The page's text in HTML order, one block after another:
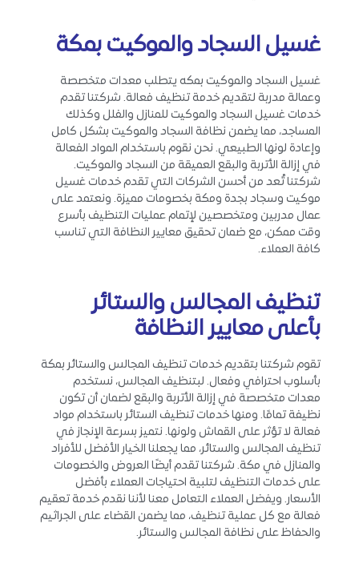
غسيل السجاد والموكيت بمكة
غسيل السجاد والموكيت بمكه يتطلب معدات متخصصة
وعمالة مدربة لتقديم خدمة تنظيف فعالة. شركتنا تقدم
خدمات غسيل السجاد والموكيت للمنازل والفلل وكذلك
المساجد، مما يضمن نظافة السجاد والموكيت بشكل كامل
وإعادة لونها الطبيعي. نحن نقوم باستخدام المواد الفعالة
في إزالة الأتربة والبقع العميقة من السجاد والموكيت.
شركتنا تُعد من أحسن الشركات التي تقدم خدمات غسيل
موكيت وسجاد بجدة ومكة بخصومات مميزة. ونعتمد على
عمال مدربين ومتخصصين لإتمام عمليات التنظيف بأسرع
وقت ممكن، مع ضمان تحقيق معايير النظافة التي تناسب
كافة العملاء.
تنظيف المجالس والستائر
بأعلى معايير النظافة
تقوم شركتنا بتقديم خدمات تنظيف المجالس والستائر بمكة
بأسلوب احترافي وفعال. لبتنظيف المجالس، نستخدم
معدات متخصصة في إزالة الأتربة والبقع لضمان أن تكون
نظيفة تمامًا. ومنها خدمات تنظيف الستائر باستخدام مواد
فعالة لا تؤثر على القماش ولونها. نتميز بسرعة الإنجاز في
تنظيف المجالس والستائر، مما يجعلنا الخيار الأفضل للأفراد
والمنازل في مكة. شركتنا تقدم أيضًا العروض والخصومات
على خدمات التنظيف لتلبية احتياجات العملاء بأفضل
الأسعار. ويفضل العملاء التعامل معنا لأننا نقدم خدمة تعقيم
فعالة مع كل عملية تنظيف، مما يضمن القضاء على الجراثيم
والحفاظ على نظافة المجالس والستائر.